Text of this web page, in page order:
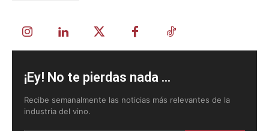
¡Ey! No te pierdas nada ...
Recibe semanalmente las noticias más relevantes de la
industria del vino.